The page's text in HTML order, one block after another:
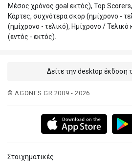
Μέσος χρόνος goal εκτός), Top Scorers,
Κάρτες, συχνότερα σκορ (ημίχρονο -
(ημίχρονο - τελικό), Ημίχρονο / Τελικό
(εντός - εκτός).
Δείτε την desktop έκδοση
© AGONES.GR 2009 - 2026
Στοιχηματικές